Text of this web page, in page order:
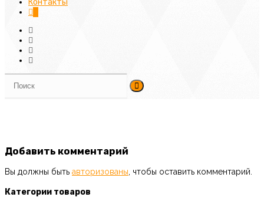
Контакты
Добавить комментарий
Вы должны быть авторизованы , чтобы оставить комментарий.
Категории товаров